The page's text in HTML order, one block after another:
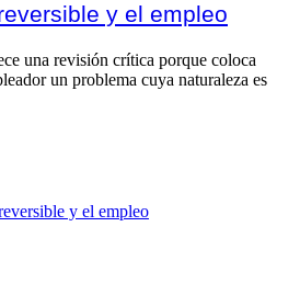
y el empleo
una revisión crítica porque coloca
un problema cuya naturaleza es